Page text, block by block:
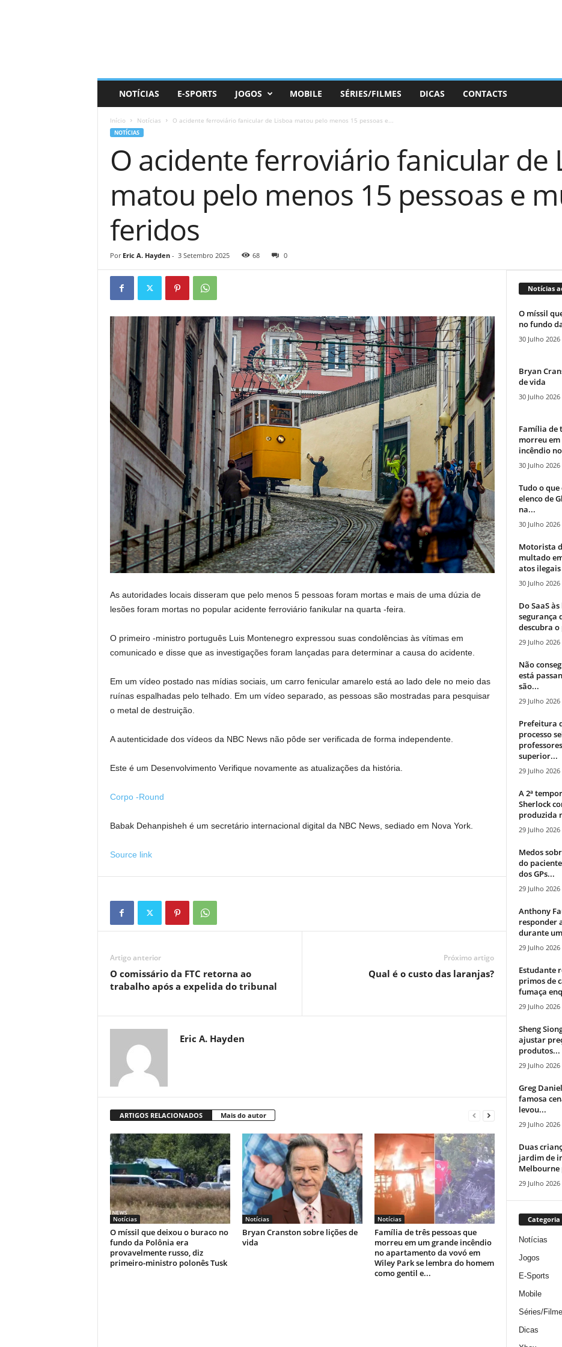
NOTÍCIAS E-SPORTS JOGOS MOBILE SÉRIES/FILMES DICAS CONTACTS
Início Notícias O acidente ferroviário fanicular de Lisboa matou pelo menos 15 pessoas e...
NOTÍCIAS
O acidente ferroviário fanicular de
matou pelo menos 15 pessoas e
feridos
Por Eric A. Hayden- 3 Setembro 2025 68 0
As autoridades locais disseram que pelo menos 5 pessoas foram mortas e mais de uma dúzia de
lesões foram mortas no popular acidente ferroviário fanikular na quarta -feira.
O primeiro -ministro português Luis Montenegro expressou suas condolências às vítimas em
comunicado e disse que as investigações foram lançadas para determinar a causa do acidente.
Em um vídeo postado nas mídias sociais, um carro fenicular amarelo está ao lado dele no meio das
ruínas espalhadas pelo telhado. Em um vídeo separado, as pessoas são mostradas para pesquisar
o metal de destruição.
A autenticidade dos vídeos da NBC News não pôde ser verificada de forma independente.
Este é um Desenvolvimento Verifique novamente as atualizações da história.
Corpo -Round
Babak Dehanpisheh é um secretário internacional digital da NBC News, sediado em Nova York.
Source link
Artigo anterior
O comissário da FTC retorna ao
trabalho após a expelida do tribunal
Próximo artigo
Qual é o custo das laranjas?
Eric A. Hayden
ARTIGOS RELACIONADOS Mais do autor
Notícias
O míssil que deixou o buraco no
fundo da Polônia era
provavelmente russo, diz
primeiro-ministro polonês Tusk
Notícias
Bryan Cranston sobre lições de
vida
Notícias
Família de três pessoas que
morreu em um grande incêndio
no apartamento da vovó em
Wiley Park se lembra do homem
como gentil e...
Notícias
O míssil
no fundo
30 Julho 2026
Bryan
de vida
30 Julho 2026
Família de
morreu
incêndio
30 Julho 2026
Tudo o
elenco de
na...
30 Julho 2026
Motorista
multado
atos
30 Julho 2026
Do SaaS
segurança
descubra
29 Julho 2026
Não
está
são...
29 Julho 2026
Prefeitura
processo
superior...
29 Julho 2026
A 2ª
Sherlock
produzida
29 Julho 2026
Medos
do
dos GPs...
29 Julho 2026
Anthony
responder
durante
29 Julho 2026
Estudante
primos de
fumaça
29 Julho 2026
Sheng
ajustar
produtos...
29 Julho 2026
Greg
famosa
levou...
29 Julho 2026
Duas
jardim de
29 Julho 2026
Categoria
Notícias
Jogos
E-Sports
Mobile
Séries/
Dicas